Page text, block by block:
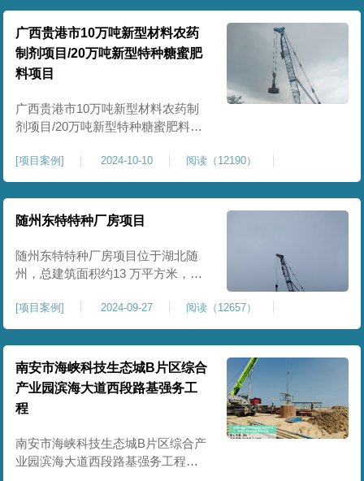
一次。我司于土方单位交叉作业。
康尚强夯公司于2024年10月20日安
排设备人员进场，按照图纸设计施
工。
广西贵港市10万吨新型材料农药
制剂项目/20万吨新型特种糖蜜肥
料项目
广西贵港市10万吨新型材料农药制
剂项目/20万吨新型特种糖蜜肥料项
期施工，一期为10万吨新型材料农
药制剂项目施工，二期为20万吨新
型特种糖蜜肥料项目，两期项目都
采用基础承台加强夯和普通强夯施
使用要求，单独对基础承台位置地
基进行置换加强夯，其他区域采用
[项目案例] 2024-10-10 阅读（12190）
随州东特特种厂房项目
随州东特特种厂房项目位于湖北随
州，总建筑面积约13 万平方米，为
载力与均匀性要求严苛。项目于
2024 年 9 月正式开工，地基处理采
用高能级强夯施工工艺，通过大吨
位重锤动力固结，全面提升场地密
实度与承载性能，满足重载车间、
设备基础与行车轨道的长期稳定运
行要求。项目严格遵循强夯地基处
[项目案例] 2024-09-27 阅读（12657）
南安市海峡科技生态城B片区综合
产业园滨海大道西段路基强务工
程
南安市海峡科技生态城B片区综合产
业园滨海大道西段路基强务工程位